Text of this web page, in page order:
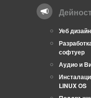
Уеб дизайн
софтуер
Аудио и
LINUX OS